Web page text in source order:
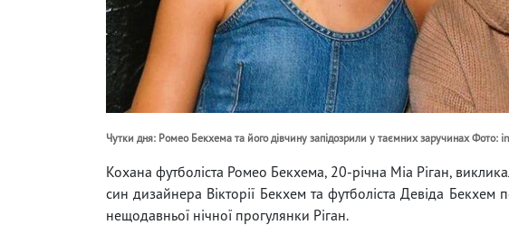
Чутки дня: Ромео Бекхема та його дівчину запідозрили у таємних заручинах Фото:
Кохана футболіста Ромео Бекхема, 20-річна Міа Ріган,
син дизайнера Вікторії Бекхем та футболіста Девіда Бекхем
нещодавньої нічної прогулянки Ріган.